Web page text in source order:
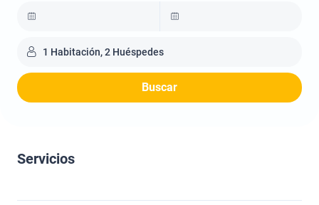
1 Habitación, 2 Huéspedes
Buscar
Servicios